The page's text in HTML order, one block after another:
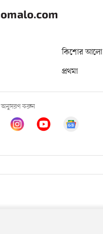
কিশোর আলো
প্রথমা
অনুসরণ করুন